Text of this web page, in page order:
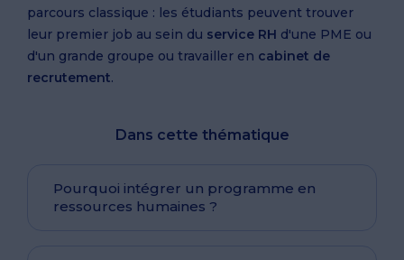
parcours classique : les étudiants peuvent trouver
leur premier job au sein du service RH d'une PME ou
d'un grande groupe ou travailler en cabinet de
recrutement.
Dans cette thématique
Pourquoi intégrer un programme en
ressources humaines ?